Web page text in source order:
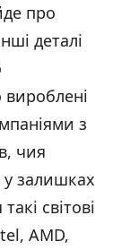
про
деталі
з
чия
у залишках
світові
AMD,